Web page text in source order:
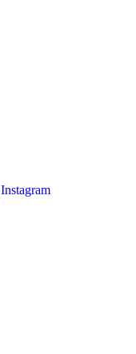
Instagram